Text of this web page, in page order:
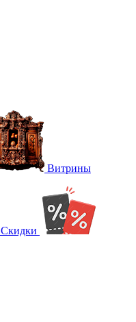
Витрины
Скидки